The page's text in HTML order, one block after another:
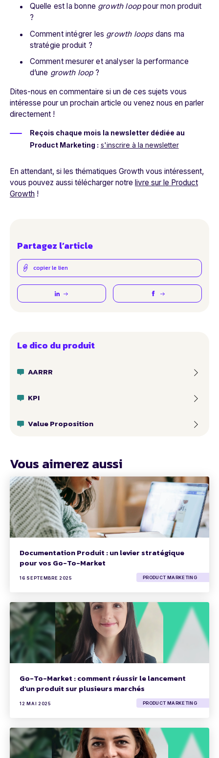
Quelle est la bonne growth looppour mon produit
?
Comment intégrer les growth loopsdans ma
stratégie produit ?
Comment mesurer et analyser la performance
d’une growth loop ?
Dites-nous en commentaire si un de ces sujets vous
intéresse pour un prochain article ou venez nous en parler
directement !
Reçois chaque mois la newsletter dédiée au
Product Marketing : s'inscrire à la newsletter
En attendant, si les thématiques Growth vous intéressent,
vous pouvez aussi télécharger notre livre sur le Product
Growth !
Partagez l’article
copier le lien
Le dico du produit
AARRR
KPI
Value Proposition
Vous aimerez aussi
Documentation Produit : un levier stratégique
pour vos Go-To-Market
16 SEPTEMBRE 2025 PRODUCT MARKETING
Go-To-Market : comment réussir le lancement
d’un produit sur plusieurs marchés
12 MAI 2025 PRODUCT MARKETING